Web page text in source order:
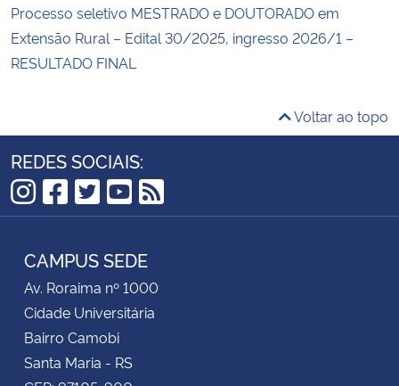
Processo seletivo MESTRADO e DOUTORADO em
Extensão Rural – Edital 30/2025, ingresso 2026/1 –
RESULTADO FINAL
Voltar ao topo
REDES SOCIAIS:
Instagram
Facebook
Twitter
YouTube
RSS
CAMPUS SEDE
Av. Roraima nº 1000
Cidade Universitária
Bairro Camobi
Santa Maria - RS